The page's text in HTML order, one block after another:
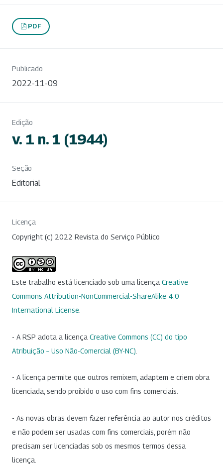
PDF
Publicado
2022-11-09
Edição
v. 1 n. 1 (1944)
Seção
Editorial
Licença
Copyright (c) 2022 Revista do Serviço Público
Este trabalho está licenciado sob uma licença Creative
Commons Attribution-NonCommercial-ShareAlike 4.0
International License
- A RSP adota a licença Creative Commons (CC) do tipo
Atribuição – Uso Não-Comercial (BY-NC)
- A licença permite que outros remixem, adaptem e criem obra
licenciada, sendo proibido o uso com fins comerciais.
- As novas obras devem fazer referência ao autor nos créditos
e não podem ser usadas com fins comerciais, porém não
precisam ser licenciadas sob os mesmos termos dessa
licença.